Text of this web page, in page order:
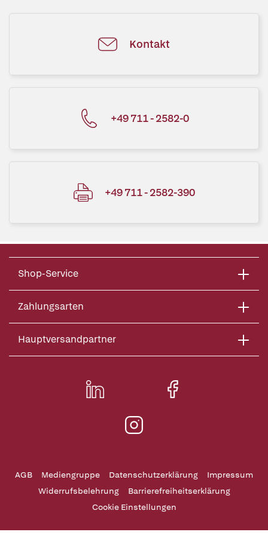
Kontakt
+49 711 - 2582-0
+49 711 - 2582-390
Shop-Service
Zahlungsarten
Hauptversandpartner
AGB Mediengruppe Datenschutzerklärung
Impressum
Widerrufsbelehrung
Barrierefreiheitserklärung
Cookie Einstellungen